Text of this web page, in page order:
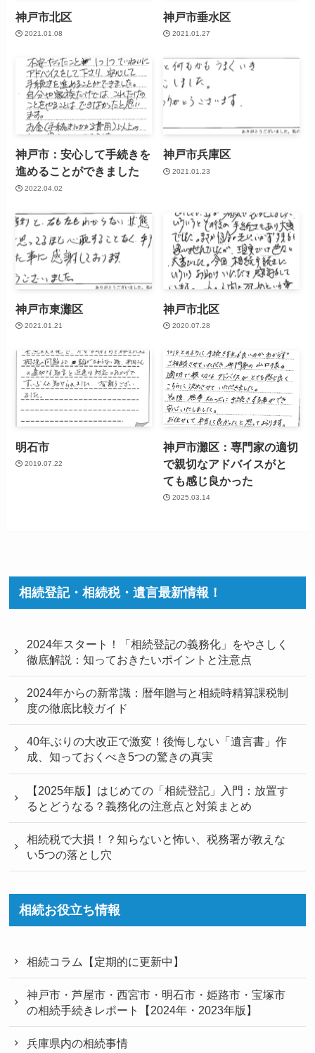
神戸市北区
2021.01.08
神戸市垂水区
2021.01.27
神戸市：安心して手続きを
進めることができました
2022.04.02
神戸市兵庫区
2021.01.23
神戸市東灘区
2021.01.21
神戸市北区
2020.07.28
明石市
2019.07.22
神戸市灘区：専門家の適切
で親切なアドバイスがと
ても感じ良かった
2025.03.14
相続登記・相続税・遺言最新情報！
2024年スタート！「相続登記の義務化」をやさしく
徹底解説：知っておきたいポイントと注意点
2024年からの新常識：暦年贈与と相続時精算課税制
度の徹底比較ガイド
40年ぶりの大改正で激変！後悔しない「遺言書」作
成、知っておくべき5つの驚きの真実
【2025年版】はじめての「相続登記」入門：放置す
るとどうなる？義務化の注意点と対策まとめ
相続税で大損！？知らないと怖い、税務署が教えな
い5つの落とし穴
相続お役立ち情報
相続コラム【定期的に更新中】
神戸市・芦屋市・西宮市・明石市・姫路市・宝塚市
の相続手続きレポート【2024年・2023年版】
兵庫県内の相続事情